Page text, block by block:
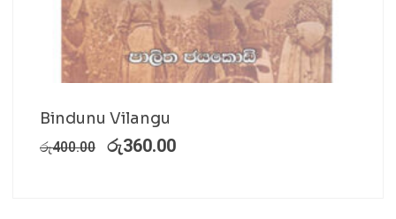
Bindunu Vilangu
රු400.00 රු360.00